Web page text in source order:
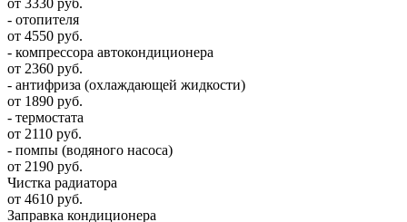
от 3330 руб.
- отопителя
от 4550 руб.
- компрессора автокондиционера
от 2360 руб.
- антифриза (охлаждающей жидкости)
от 1890 руб.
- термостата
от 2110 руб.
- помпы (водяного насоса)
от 2190 руб.
Чистка радиатора
от 4610 руб.
Заправка кондиционера